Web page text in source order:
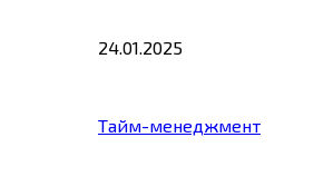
24.01.2025
Тайм-менеджмент